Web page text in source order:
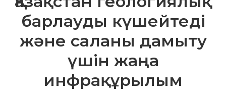
барлауды күшейтеді
және саланы дамыту
үшін жаңа
инфрақұрылым